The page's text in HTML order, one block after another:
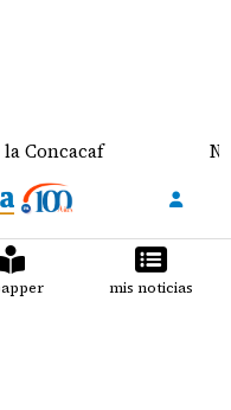
Nathalee
mis noticias